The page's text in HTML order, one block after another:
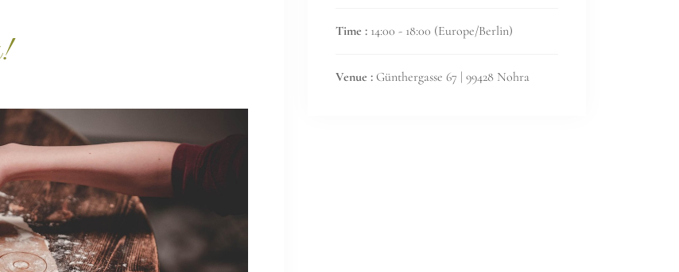
Time : 14:00 - 18:00 (Europe/Berlin)
Venue : Günthergasse 67 | 99428 Nohra